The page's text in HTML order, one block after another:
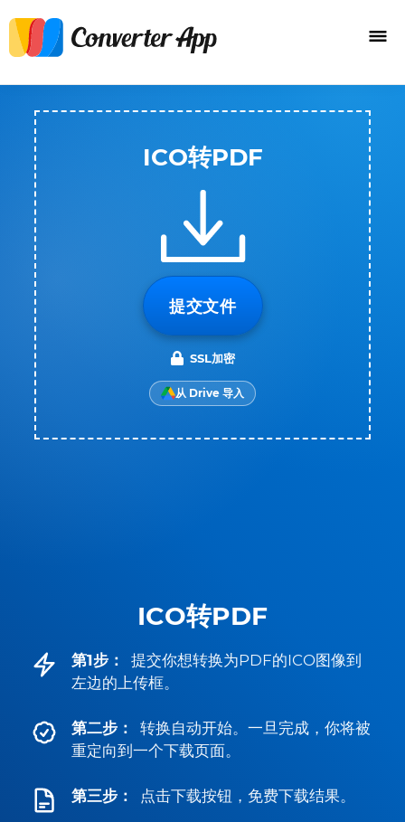
ICO转PDF
第1步：
提交你想转换为PDF的ICO图像到
左边的上传框。
第二步：
转换自动开始。一旦完成，你将被
重定向到一个下载页面。
第三步： 点击下载按钮，免费下载结果。
ICO转PDF
提交文件
SSL加密
从 Drive 导入